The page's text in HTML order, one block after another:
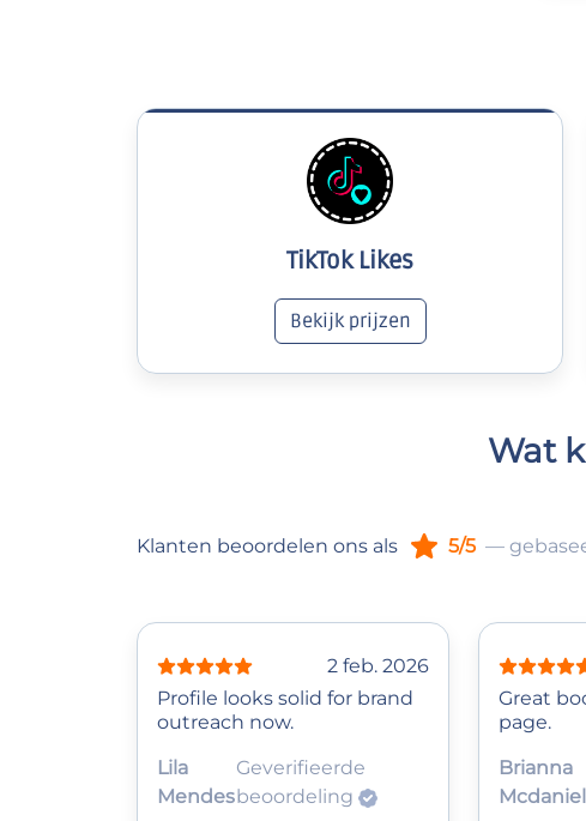
TikTok Likes
Bekijk prijzen
Wat
Klanten beoordelen ons als 5/5 —
2 feb. 2026
Profile looks solid for brand
outreach now.
Lila
Mendes
Geverifieerde
beoordeling
Great
page.
Brianna
Mcdaniel